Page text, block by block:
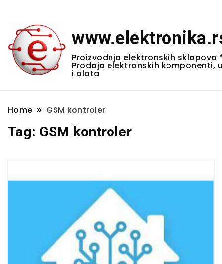
Proizvodnja elektronskih sklopova
Prodaja elektronskih komponenti,
i alata
Home GSM kontroler
Tag: GSM kontroler